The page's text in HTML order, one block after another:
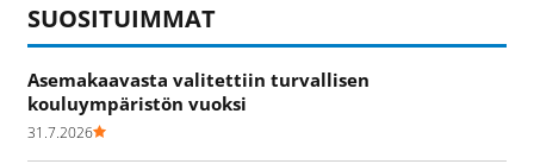
SUOSITUIMMAT
Asemakaavasta valitettiin turvallisen
kouluympäristön vuoksi
31.7.2026